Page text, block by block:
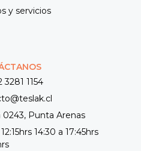
y servicios
3281 1154
Punta Arenas
14:30 a 17:45hrs